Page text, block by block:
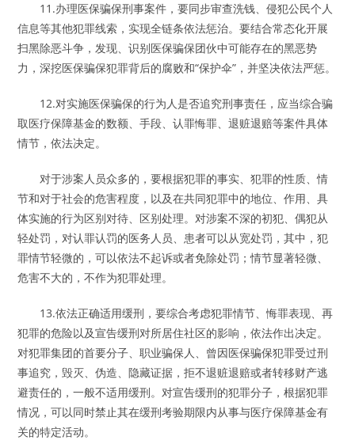
11.办理医保骗保刑事案件，要同步审查洗钱、侵犯公民个人
信息等其他犯罪线索，实现全链条依法惩治。要结合常态化开展
扫黑除恶斗争，发现、识别医保骗保团伙中可能存在的黑恶势
力，深挖医保骗保犯罪背后的腐败和“保护伞”，并坚决依法严惩。
12.对实施医保骗保的行为人是否追究刑事责任，应当综合骗
取医疗保障基金的数额、手段、认罪悔罪、退赃退赔等案件具体
情节，依法决定。
对于涉案人员众多的，要根据犯罪的事实、犯罪的性质、情
节和对于社会的危害程度，以及在共同犯罪中的地位、作用、具
体实施的行为区别对待、区别处理。对涉案不深的初犯、偶犯从
轻处罚，对认罪认罚的医务人员、患者可以从宽处罚，其中，犯
罪情节轻微的，可以依法不起诉或者免除处罚；情节显著轻微、
危害不大的，不作为犯罪处理。
13.依法正确适用缓刑，要综合考虑犯罪情节、悔罪表现、再
犯罪的危险以及宣告缓刑对所居住社区的影响，依法作出决定。
对犯罪集团的首要分子、职业骗保人、曾因医保骗保犯罪受过刑
事追究，毁灭、伪造、隐藏证据，拒不退赃退赔或者转移财产逃
避责任的，一般不适用缓刑。对宣告缓刑的犯罪分子，根据犯罪
情况，可以同时禁止其在缓刑考验期限内从事与医疗保障基金有
关的特定活动。